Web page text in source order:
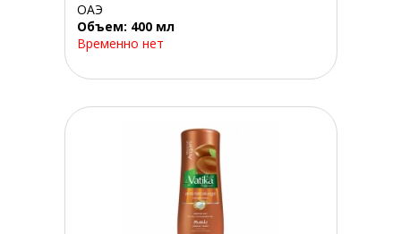
ОАЭ
Объем: 400 мл
Временно нет